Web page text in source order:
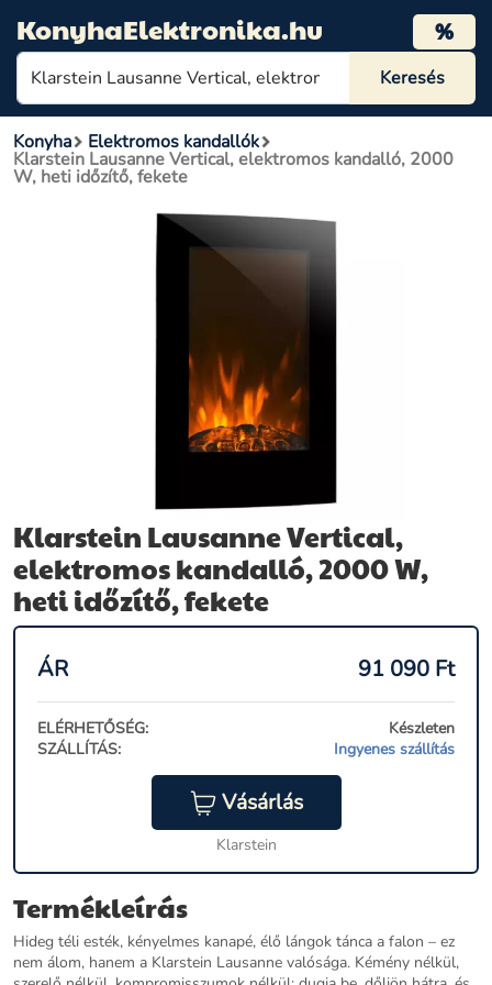
KonyhaElektronika.hu %
Konyha Elektromos kandallók
Klarstein Lausanne Vertical, elektromos kandalló, 2000
W, heti időzítő, fekete
Klarstein Lausanne Vertical,
elektromos kandalló, 2000 W,
heti időzítő, fekete
ÁR 91 090 Ft
ELÉRHETŐSÉG:
Készleten
SZÁLLÍTÁS:
Ingyenes szállítás
Vásárlás
Klarstein
Termékleírás
Hideg téli esték, kényelmes kanapé, élő lángok tánca a falon – ez
nem álom, hanem a Klarstein Lausanne valósága. Kémény nélkül,